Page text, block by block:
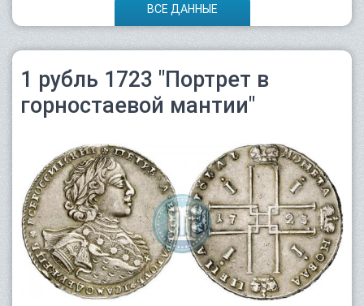
ВСЕ ДАННЫЕ
1 рубль 1723 "Портрет в
горностаевой мантии"